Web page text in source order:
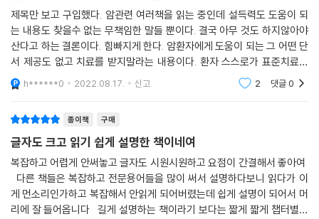
‘진짜 암’도 ‘유사 암’도
치료하지 않는 것이 중요하다
이러한 암의 역습과 맞닥뜨리지 않으려면 직감, 지성, 이성을 발휘하는 것
이 중요하다. ‘요즘의 암 치료는 아무래도 이상해’, ‘의사가 하라는 대로 하
는 건 위험해’라는 직감이 제일 중요하다. 그다음에 과학적 근거에 기초한
지식을 늘려서(지성) 생각할 재료가 갖추어지면 자신의 머리로 사고하여
결정한다(이성). 이 3가지 힘이 암의 역습을 피할 수 있는 최대의 방어책이
다. 곤도 마코토는 《암의 역습》에서 “암과 관련해 직감, 지성, 이성을 갖추
려면 암을 ‘진짜 암’과 ‘유사 암’으로 구분해 생각해야 한다”고 말한다. 곤도
마코토가 말하는 ‘진짜 암’과 ‘유사 암’은 어떻게 구분할까?
제목만 보고 구입했다. 암관련 여러책을 읽는 중인데 설득력도 도움이 되
는 내용도 찾을수 없는 무책임한 말들 뿐이다. 결국 아무 것도 하지않아야
산다고 하는 결론이다. 힘빠지게 한다. 암환자에게 도움이 되는 그 어떤 단
서 제공도 없고 치료를 받지말라는 내용이다. 환자 스스로가 표준치료를
거부할수 있는 지식도 능력도 없는데 제공하는 이론이 너무 허술해서 설득
이 되지 않는다.
h******0 2022.08.17. 신고 2 댓글0
종이책 구매
글자도 크고 읽기 쉽게 설명한 책이네여
복잡하고 어렵게 안써놓고 글자도 시원시원하고 요점이 간결해서 좋아여
게 먼소리인가하고 복잡해서 안읽게 되어버렸는데 쉽게 설명이 되어서 머
리에 잘 들어옵니다 길게 설명하는 책이라기 보다는 짧게 짧게 챕터별로